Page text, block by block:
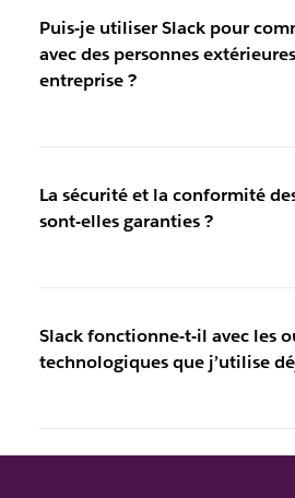
Puis-je utiliser Slack pour
avec des personnes
entreprise ?
La sécurité et la conformité
sont-elles garanties ?
Slack fonctionne-t-il avec les
technologiques que j’utilise